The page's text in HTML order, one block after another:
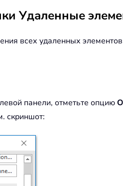
Удаленные
всех удаленных
панели, отметьте опцию
скриншот: